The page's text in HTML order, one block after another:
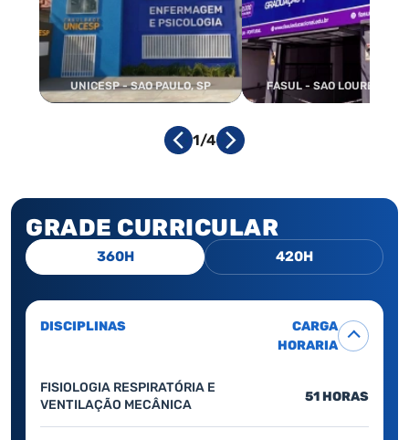
UNICESP - SAO PAULO, SP FASUL - SAO LOURENCO,
1/4
GRADE CURRICULAR
360H 420H
DISCIPLINAS
CARGA
HORARIA
FISIOLOGIA RESPIRATÓRIA E
VENTILAÇÃO MECÂNICA
51 HORAS